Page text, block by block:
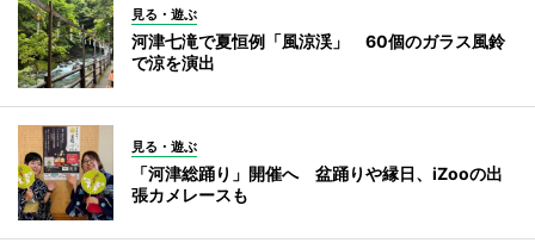
見る・遊ぶ
河津七滝で夏恒例「風涼渓」 60個のガラス風鈴
で涼を演出
見る・遊ぶ
「河津総踊り」開催へ 盆踊りや縁日、iZooの出
張カメレースも